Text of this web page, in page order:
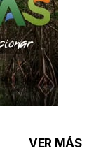
VER MÁS